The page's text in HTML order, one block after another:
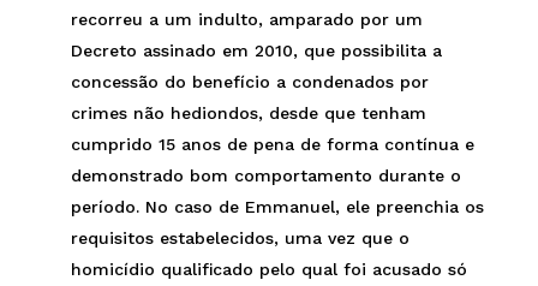
recorreu a um indulto, amparado por um
Decreto assinado em 2010, que possibilita a
concessão do benefício a condenados por
crimes não hediondos, desde que tenham
cumprido 15 anos de pena de forma contínua e
demonstrado bom comportamento durante o
período. No caso de Emmanuel, ele preenchia os
requisitos estabelecidos, uma vez que o
homicídio qualificado pelo qual foi acusado só